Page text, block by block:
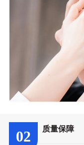
02 质量保障